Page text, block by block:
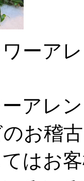
ーア
アレ
お稽
はお